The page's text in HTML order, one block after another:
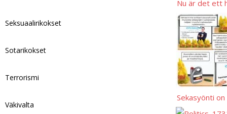
Nu är det ett
Sekasyönti
Seksuaalirikokset
Sotarikokset
Terrorismi
Väkivalta